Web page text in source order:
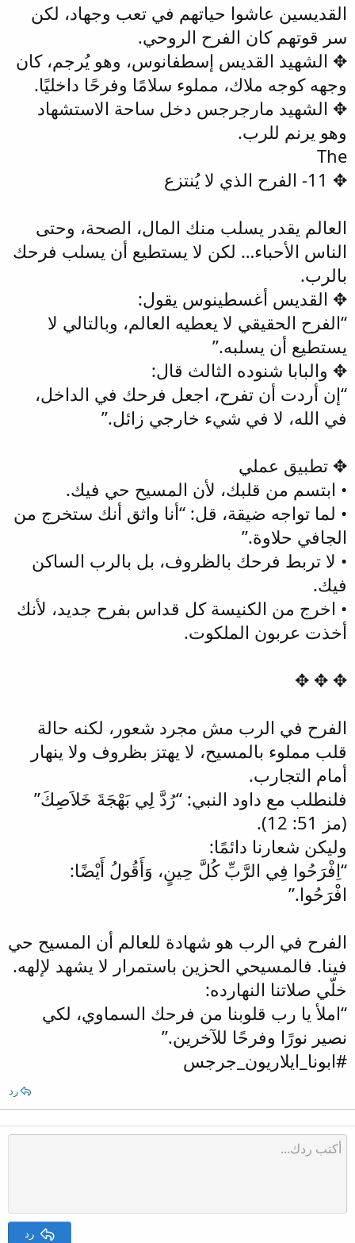
القديسين عاشوا حياتهم في تعب وجهاد، لكن
سر قوتهم كان الفرح الروحي.
✥ الشهيد القديس إسطفانوس، وهو يُرجم، كان
وجهه كوجه ملاك، مملوء سلامًا وفرحًا داخليًا.
✥ الشهيد مارجرجس دخل ساحة الاستشهاد
وهو يرنم للرب.
The
✥ 11- الفرح الذي لا يُنتزع
العالم يقدر يسلب منك المال، الصحة، وحتى
الناس الأحباء… لكن لا يستطيع أن يسلب فرحك
بالرب.
✥ القديس أغسطينوس يقول:
“الفرح الحقيقي لا يعطيه العالم، وبالتالي لا
يستطيع أن يسلبه.”
✥ والبابا شنوده الثالث قال:
“إن أردت أن تفرح، اجعل فرحك في الداخل،
في الله، لا في شيء خارجي زائل.”
✥ تطبيق عملي
• ابتسم من قلبك، لأن المسيح حي فيك.
• لما تواجه ضيقة، قل: “أنا واثق أنك ستخرج من
الجافي حلاوة.”
• لا تربط فرحك بالظروف، بل بالرب الساكن
فيك.
• اخرج من الكنيسة كل قداس بفرح جديد، لأنك
أخذت عربون الملكوت.
✥ ✥ ✥
الفرح في الرب مش مجرد شعور، لكنه حالة
قلب مملوء بالمسيح، لا يهتز بظروف ولا ينهار
أمام التجارب.
فلنطلب مع داود النبي: “رُدَّ لِي بَهْجَةَ خَلاَصِكَ”
(مز 51: 12).
وليكن شعارنا دائمًا:
“اِفْرَحُوا فِي الرَّبِّ كُلَّ حِينٍ، وَأَقُولُ أَيْضًا:
افْرَحُوا.”
الفرح في الرب هو شهادة للعالم أن المسيح حي
فينا. فالمسيحي الحزين باستمرار لا يشهد لإلهه.
خلّي صلاتنا النهارده:
“املأ يا رب قلوبنا من فرحك السماوي، لكي
نصير نورًا وفرحًا للآخرين.”
#ابونا_ايلاريون_جرجس
رد
رد